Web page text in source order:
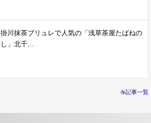
掛川抹茶ブリュレで人気の「浅草茶屋たばねの
し」北千...
☕記事一覧